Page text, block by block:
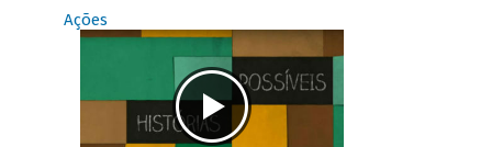
Ações